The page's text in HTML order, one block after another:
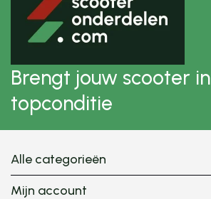
Brengt jouw scooter in
topconditie
Alle categorieën
Mijn account